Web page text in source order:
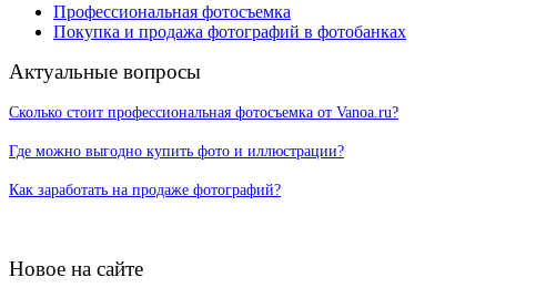
Профессиональная фотосъемка
Покупка и продажа фотографий в фотобанках
Актуальные вопросы
Сколько стоит профессиональная фотосъемка от Vanoa.ru?
Где можно выгодно купить фото и иллюстрации?
Как заработать на продаже фотографий?
Новое на сайте